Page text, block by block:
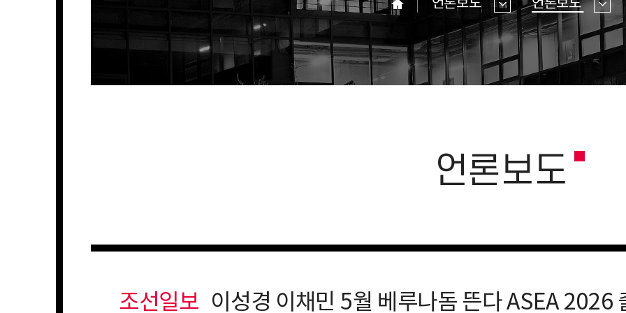
홈 언론보도 언론보도
언론보도
조선일보 이성경 이채민 5월 베루나돔 뜬다 ASEA 2026